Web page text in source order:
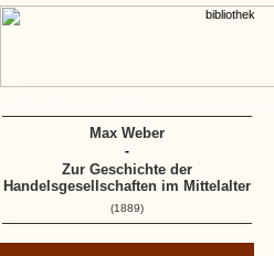
Max Weber
-
Zur Geschichte der
Handelsgesellschaften im Mittelalter
(1889)